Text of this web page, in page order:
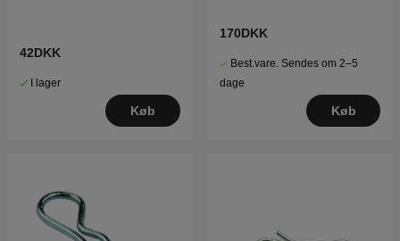
42DKK
I lager
Køb
170DKK
Best.vare. Sendes om 2–5
dage
Køb